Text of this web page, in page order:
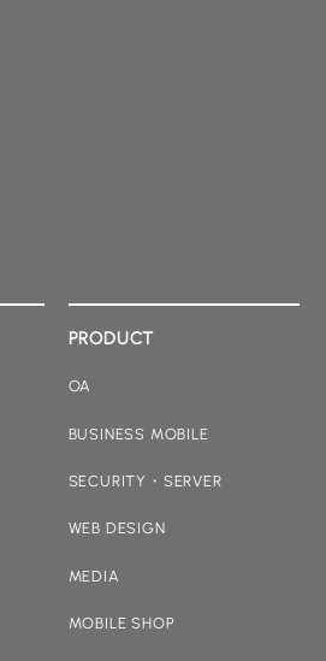
PRODUCT
OA
BUSINESS MOBILE
SECURITY・SERVER
WEB DESIGN
MEDIA
MOBILE SHOP